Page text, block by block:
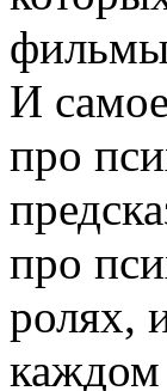
фильмы
И
про
про
ролях,
каждом